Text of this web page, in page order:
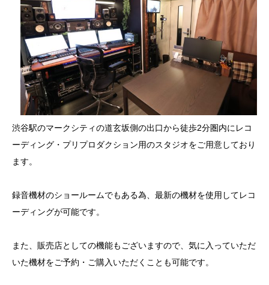
渋谷駅のマークシティの道玄坂側の出口から徒歩2分圏内にレコ
ーディング・プリプロダクション用のスタジオをご用意しており
ます。
録音機材のショールームでもある為、最新の機材を使用してレコ
ーディングが可能です。
また、販売店としての機能もございますので、気に入っていただ
いた機材をご予約・ご購入いただくことも可能です。